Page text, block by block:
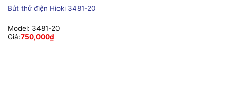
Bút thử điện Hioki 3481-20
Model: 3481-20
Giá:750,000₫